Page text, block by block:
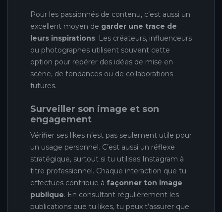
Pour les passionnés de contenu, c’est aussi un
excellent moyen de garder une trace de
leurs inspirations. Les créateurs, influenceurs
ou photographes utilisent souvent cette
option pour repérer des idées de mise en
scène, de tendances ou de collaborations
futures.
Surveiller son image et son
engagement
Vérifier ses likes n’est pas seulement utile pour
un usage personnel. C’est aussi un réflexe
stratégique, surtout si tu utilises Instagram à
titre professionnel. Chaque interaction que tu
effectues contribue à façonner ton image
publique. En consultant régulièrement les
publications que tu likes, tu peux t’assurer que